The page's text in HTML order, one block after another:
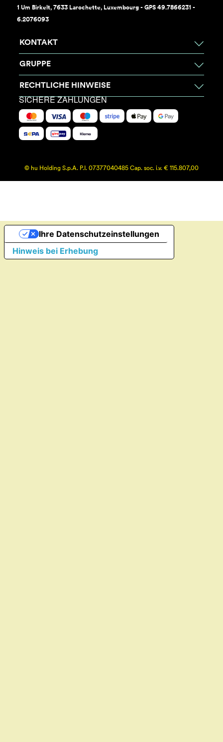
1 Um Birkelt, 7633 Larochette, Luxembourg - GPS 49.7866231 -
6.2076093
KONTAKT
GRUPPE
RECHTLICHE HINWEISE
SICHERE ZAHLUNGEN
© hu Holding S.p.A. P.I. 07377040485 Cap. soc. i.v. € 115.807,00
Hinweis bei Erhebung
Ihre Datenschutzeinstellungen